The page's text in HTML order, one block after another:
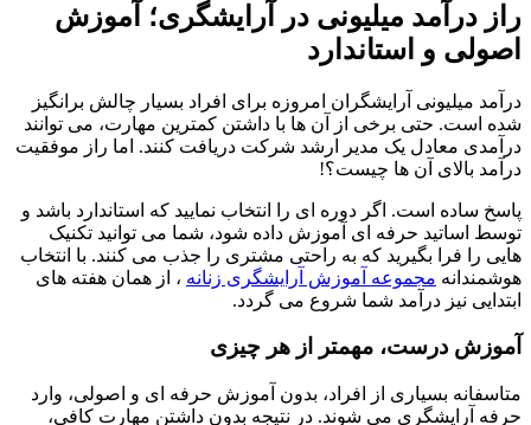
راز درآمد میلیونی در آرایشگری؛ آموزش
اصولی و استاندارد
درآمد میلیونی آرایشگران امروزه برای افراد بسیار چالش برانگیز
شده است. حتی برخی از آن ها با داشتن کمترین مهارت، می توانند
درآمدی معادل یک مدیر ارشد شرکت دریافت کنند. اما راز موفقیت
درآمد بالای آن ها چیست؟!
پاسخ ساده است. اگر دوره ای را انتخاب نمایید که استاندارد باشد و
توسط اساتید حرفه ای آموزش داده شود، شما می توانید تکنیک
هایی را فرا بگیرید که به راحتی مشتری را جذب می کنند. با انتخاب
هوشمندانه مجموعه آموزش آرایشگری زنانه ، از همان هفته های
ابتدایی نیز درآمد شما شروع می گردد.
آموزش درست، مهمتر از هر چیزی
متاسفانه بسیاری از افراد، بدون آموزش حرفه ای و اصولی، وارد
حرفه آرایشگری می شوند. در نتیجه بدون داشتن مهارت کافی،